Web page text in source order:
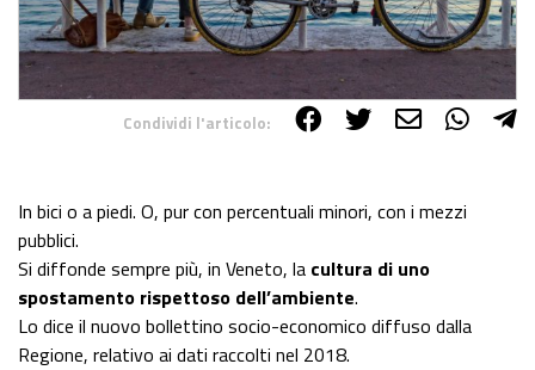
Condividi l'articolo:
In bici o a piedi. O, pur con percentuali minori, con i mezzi
pubblici.
Si diffonde sempre più, in Veneto, la cultura di uno
spostamento rispettoso dell’ambiente.
Lo dice il nuovo bollettino socio-economico diffuso dalla
Regione, relativo ai dati raccolti nel 2018.